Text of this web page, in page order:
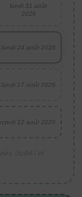
lundi 31 août
2026
lundi 24 août 2026
lundi 17 août 2026
12 août 2026